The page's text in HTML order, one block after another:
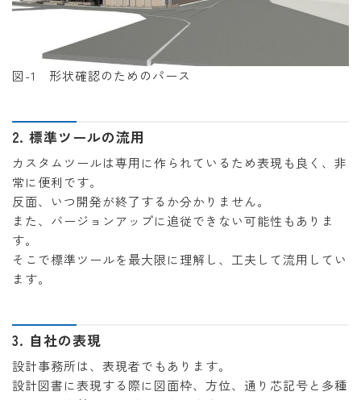
図-1 形状確認のためのパース
2. 標準ツールの流用
カスタムツールは専用に作られているため表現も良く、非
常に便利です。
反面、いつ開発が終了するか分かりません。
また、バージョンアップに追従できない可能性もありま
す。
そこで標準ツールを最大限に理解し、工夫して流用してい
ます。
3. 自社の表現
設計事務所は、表現者でもあります。
設計図書に表現する際に図面枠、方位、通り芯記号と多種